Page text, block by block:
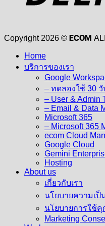
Copyright 2026 © ECOM
Home
บริการของเรา
Google
– ทดลองใช้ 30
– User & Admin
– Email & Data
Microsoft 365
– Microsoft 365
ecom Cloud
Google Cloud
Gemini
Hosting
About us
เกี่ยวกับเรา
นโยบายความเป็
นโยบายการใช้คุ
Marketing